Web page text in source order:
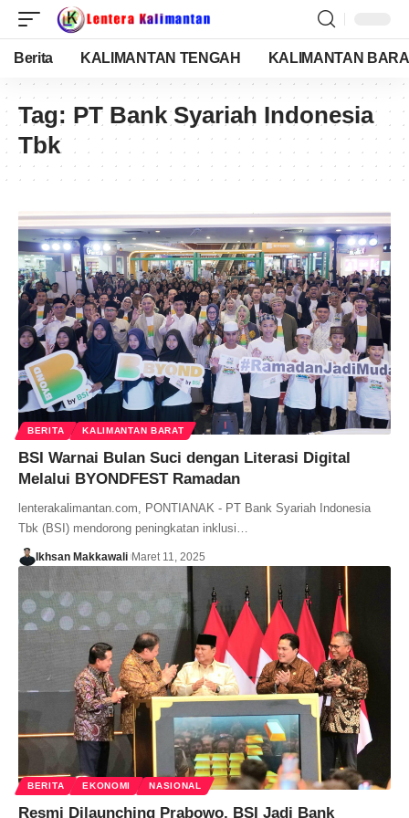
Berita KALIMANTAN TENGAH KALIMANTAN
Tag: PT Bank Syariah Indonesia
Tbk
BERITA KALIMANTAN BARAT
BSI Warnai Bulan Suci dengan Literasi Digital
Melalui BYONDFEST Ramadan
lenterakalimantan.com, PONTIANAK - PT Bank Syariah Indonesia
Tbk (BSI) mendorong peningkatan inklusi…
Ikhsan Makkawali Maret 11, 2025
BERITA EKONOMI NASIONAL
Resmi Dilaunching Prabowo, BSI Jadi Bank